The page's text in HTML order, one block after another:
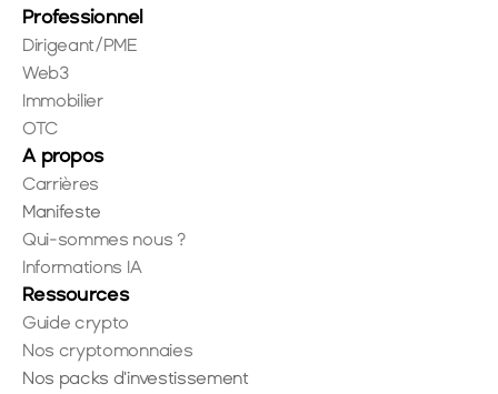
Professionnel
Dirigeant/PME
Web3
Immobilier
OTC
A propos
Carrières
Manifeste
Qui-sommes nous ?
Informations IA
Ressources
Guide crypto
Nos cryptomonnaies
Nos packs d'investissement